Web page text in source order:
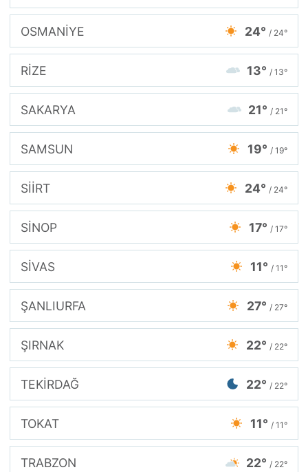
OSMANİYE 24° / 24°
RİZE 13° / 13°
SAKARYA 21° / 21°
SAMSUN 19° / 19°
SİİRT 24° / 24°
SİNOP 17° / 17°
SİVAS 11° / 11°
ŞANLIURFA 27° / 27°
ŞIRNAK 22° / 22°
TEKİRDAĞ 22° / 22°
TOKAT 11° / 11°
TRABZON 22° / 22°